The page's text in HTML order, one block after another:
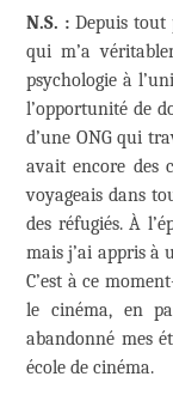
N.S. : Depuis tout
qui m’a
psychologie à
l’opportunité de
d’une ONG qui
avait encore des
voyageais dans
des réfugiés. À
mais j’ai appris à
C’est à ce
le cinéma, en
abandonné mes
école de cinéma.